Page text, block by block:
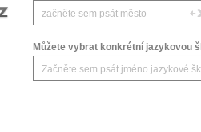
Můžete vybrat konkrétní jazykovou